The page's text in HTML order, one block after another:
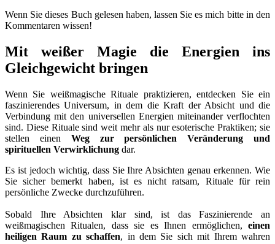
Wenn Sie dieses Buch gelesen haben, lassen Sie es mich bitte in den
Kommentaren wissen!
Mit weißer Magie die Energien ins
Gleichgewicht bringen
Wenn Sie weißmagische Rituale praktizieren, entdecken Sie ein
faszinierendes Universum, in dem die Kraft der Absicht und die
Verbindung mit den universellen Energien miteinander verflochten
sind. Diese Rituale sind weit mehr als nur esoterische Praktiken; sie
stellen einen Weg zur persönlichen Veränderung und
spirituellen Verwirklichung dar.
Es ist jedoch wichtig, dass Sie Ihre Absichten genau erkennen. Wie
Sie sicher bemerkt haben, ist es nicht ratsam, Rituale für rein
persönliche Zwecke durchzuführen.
Sobald Ihre Absichten klar sind, ist das Faszinierende an
weißmagischen Ritualen, dass sie es Ihnen ermöglichen, einen
heiligen Raum zu schaffen, in dem Sie sich mit Ihrem wahren